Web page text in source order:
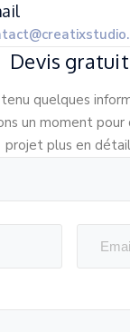
Devis gratuit
quelques
un moment
projet plus en